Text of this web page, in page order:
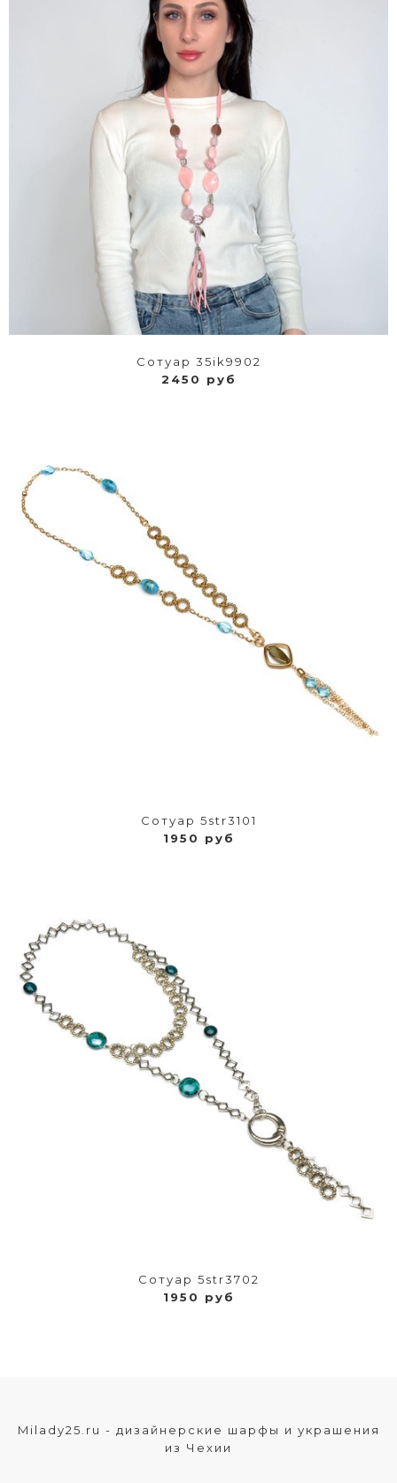
Сотуар 35ik9902
2450 руб
Сотуар 5str3101
1950 руб
Сотуар 5str3702
1950 руб
Milady25.ru - дизайнерские шарфы и украшения
из Чехии